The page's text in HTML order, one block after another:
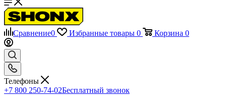
Сравнение0 Избранные товары 0 Корзина 0
Телефоны
+7 800 250-74-02Бесплатный звонок